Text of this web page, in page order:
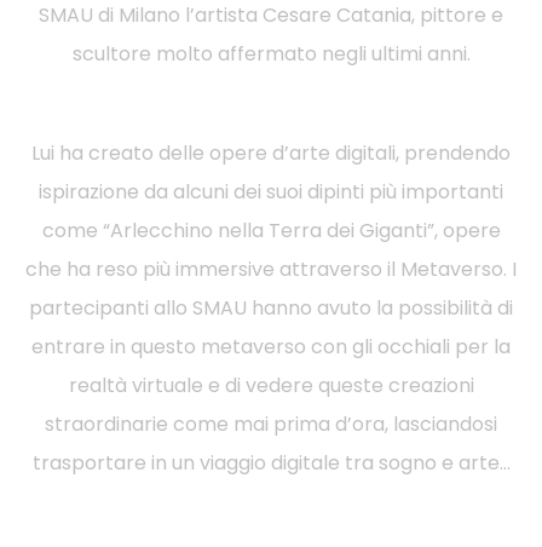
SMAU di Milano l’artista Cesare Catania, pittore e
scultore molto affermato negli ultimi anni.
Lui ha creato delle opere d’arte digitali, prendendo
ispirazione da alcuni dei suoi dipinti più importanti
come “Arlecchino nella Terra dei Giganti”, opere
che ha reso più immersive attraverso il Metaverso. I
partecipanti allo SMAU hanno avuto la possibilità di
entrare in questo metaverso con gli occhiali per la
realtà virtuale e di vedere queste creazioni
straordinarie come mai prima d’ora, lasciandosi
trasportare in un viaggio digitale tra sogno e arte…